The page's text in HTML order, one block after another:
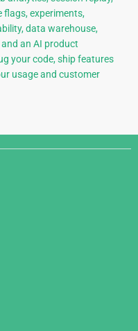
experiments,
data warehouse,
an AI product
your code, ship features
usage and customer